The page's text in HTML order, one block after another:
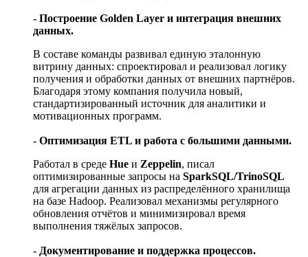
- Построение Golden Layer и интеграция внешних
данных.
В составе команды развивал единую эталонную
витрину данных: спроектировал и реализовал логику
получения и обработки данных от внешних партнёров.
Благодаря этому компания получила новый,
стандартизированный источник для аналитики и
мотивационных программ.
- Оптимизация ETL и работа с большими данными.
Работал в среде Hue и Zeppelin, писал
оптимизированные запросы на SparkSQL/TrinoSQL
для агрегации данных из распределённого хранилища
на базе Hadoop. Реализовал механизмы регулярного
обновления отчётов и минимизировал время
выполнения тяжёлых запросов.
- Документирование и поддержка процессов.